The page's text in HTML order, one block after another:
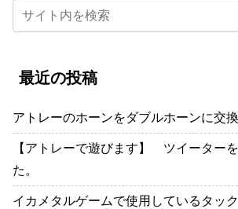
最近の投稿
アトレーのホーンをダブルホーンに交
【アトレーで遊びます】 ツイーター
た。
イカメタルゲームで使用しているタッ